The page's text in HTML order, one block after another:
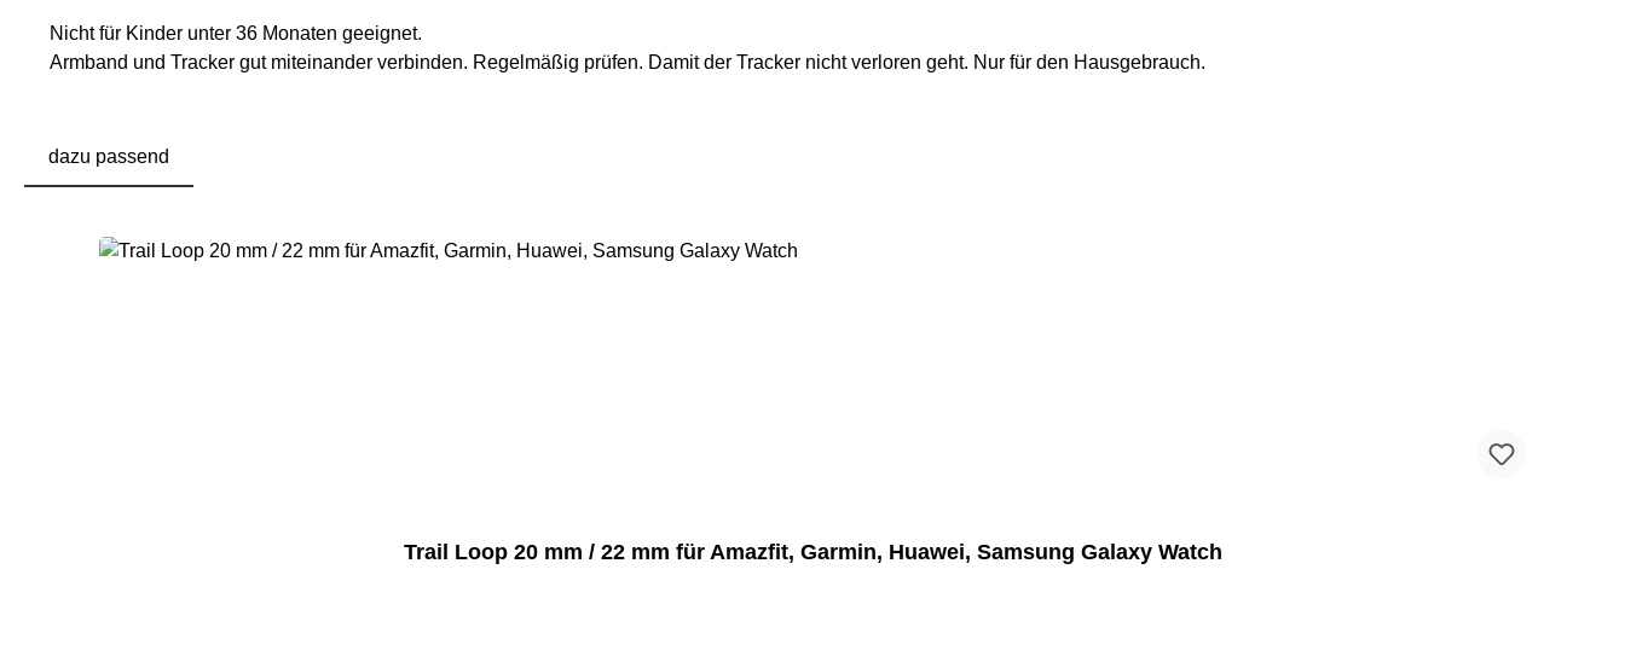
Nicht für Kinder unter 36 Monaten geeignet.
Armband und Tracker gut miteinander verbinden. Regelmäßig prüfen. Damit der Tracker nicht verloren geht. Nur für den Hausgebrauch.
dazu passend
Trail Loop 20 mm / 22 mm für Amazfit, Garmin, Huawei, Samsung Galaxy Watch